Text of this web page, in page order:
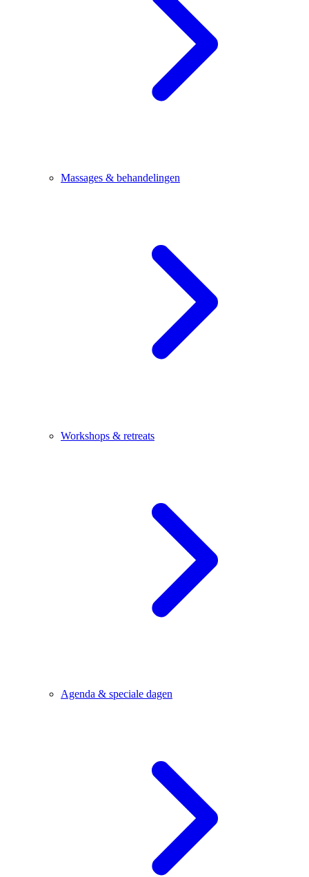
Massages & behandelingen
Workshops & retreats
Agenda & speciale dagen